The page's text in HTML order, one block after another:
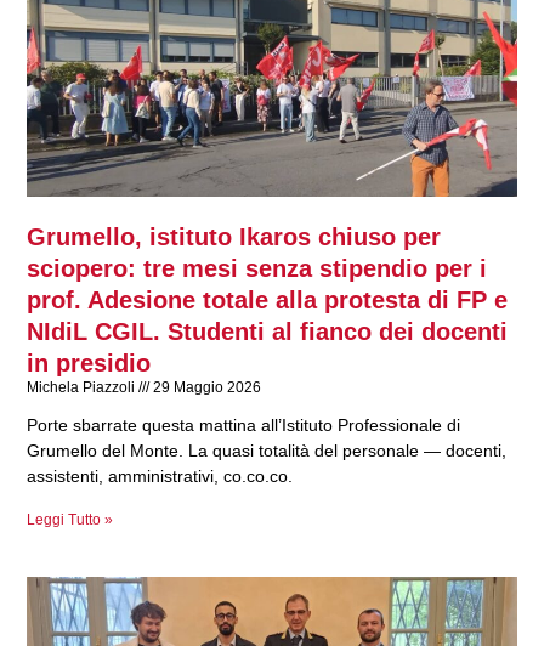
Grumello, istituto Ikaros chiuso per
sciopero: tre mesi senza stipendio per i
prof. Adesione totale alla protesta di FP e
NIdiL CGIL. Studenti al fianco dei docenti
in presidio
Michela Piazzoli 29 Maggio 2026
Porte sbarrate questa mattina all’Istituto Professionale di
Grumello del Monte. La quasi totalità del personale — docenti,
assistenti, amministrativi, co.co.co.
Leggi Tutto »